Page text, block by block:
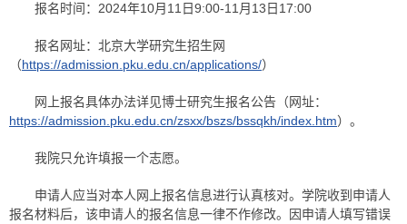
报名时间：2024年10月11日9:00-11月13日17:00
报名网址：北京大学研究生招生网
（https://admission.pku.edu.cn/applications/）
网上报名具体办法详见博士研究生报名公告（网址：
https://admission.pku.edu.cn/zsxx/bszs/bssqkh/index.htm）。
我院只允许填报一个志愿。
申请人应当对本人网上报名信息进行认真核对。学院收到申请人
报名材料后，该申请人的报名信息一律不作修改。因申请人填写错误